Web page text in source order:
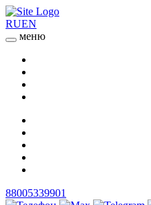
RUEN
меню
88005339901